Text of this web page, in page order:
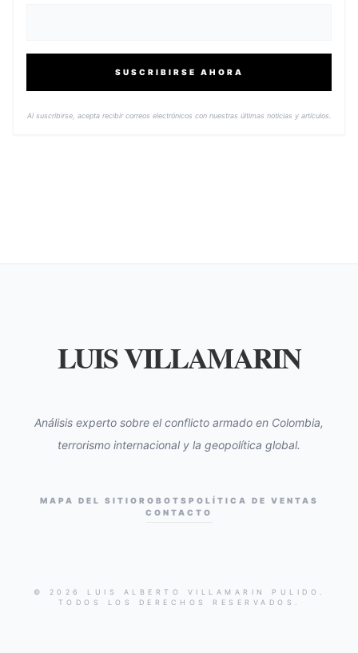
SUSCRIBIRSE AHORA
Al suscribirse, acepta recibir correos electrónicos con nuestras últimas noticias y artículos.
LUIS VILLAMARIN
Análisis experto sobre el conflicto armado en Colombia,
terrorismo internacional y la geopolítica global.
MAPA DEL SITIO ROBOTS POLÍTICA DE VENTAS
CONTACTO
© 2026 LUIS ALBERTO VILLAMARIN PULIDO.
TODOS LOS DERECHOS RESERVADOS.